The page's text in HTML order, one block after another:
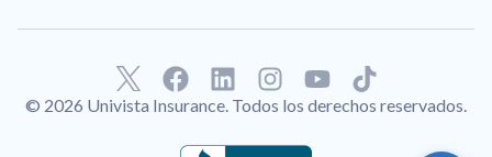
F
a
L
i
I
n
Y
o
T
i
© 2026 Univista Insurance. Todos los derechos reservados.